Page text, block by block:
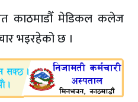
काठमाडौँ मेडिकल कलेज
भइरहेको छ ।